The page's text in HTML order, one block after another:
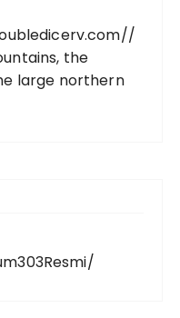
the
large northern